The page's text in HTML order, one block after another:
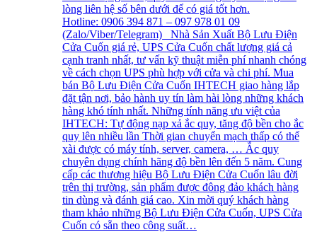
lòng liên hệ số bên dưới để có giá tốt hơn.
Hotline: 0906 394 871 – 097 978 01 09
(Zalo/Viber/Telegram) Nhà Sản Xuất Bộ Lưu Điện
Cửa Cuốn giá rẻ, UPS Cửa Cuốn chất lượng giá cả
cạnh tranh nhất, tư vấn kỹ thuật miễn phí nhanh chóng
về cách chọn UPS phù hợp với cửa và chi phí. Mua
bán Bộ Lưu Điện Cửa Cuốn IHTECH giao hàng lắp
đặt tận nơi, bảo hành uy tín làm hài lòng những khách
hàng khó tính nhất. Những tính năng ưu việt của
IHTECH: Tự động nạp xả ắc quy, tăng độ bền cho ắc
quy lên nhiều lần Thời gian chuyển mạch thấp có thể
xài được có máy tính, server, camera, … Ắc quy
chuyên dụng chính hãng độ bền lên đến 5 năm. Cung
cấp các thương hiệu Bộ Lưu Điện Cửa Cuốn lâu đời
trên thị trường, sản phẩm được đông đảo khách hàng
tin dùng và đánh giá cao. Xin mời quý khách hàng
tham khảo những Bộ Lưu Điện Cửa Cuốn, UPS Cửa
Cuốn có sẵn theo công suất…